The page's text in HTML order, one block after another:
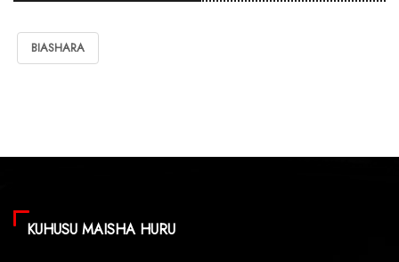
BIASHARA
KUHUSU MAISHA HURU